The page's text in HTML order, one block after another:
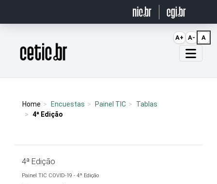
Página inicial
Home Encuestas Painel TIC
Tablas
4ª Edição
4ª Edição
Painel TIC COVID-19 - 4ª Edição
A+ A- A